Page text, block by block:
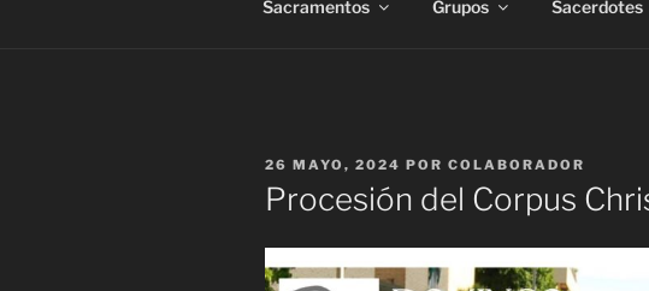
Sacramentos Grupos Sacerdotes
PUBLICADO
EL
26 MAYO, 2024 POR COLABORADOR
Procesión del Corpus